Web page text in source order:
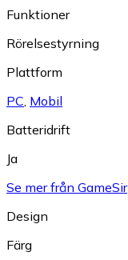
Funktioner
Rörelsestyrning
Plattform
PC, Mobil
Batteridrift
Ja
Se mer från GameSir
Design
Färg